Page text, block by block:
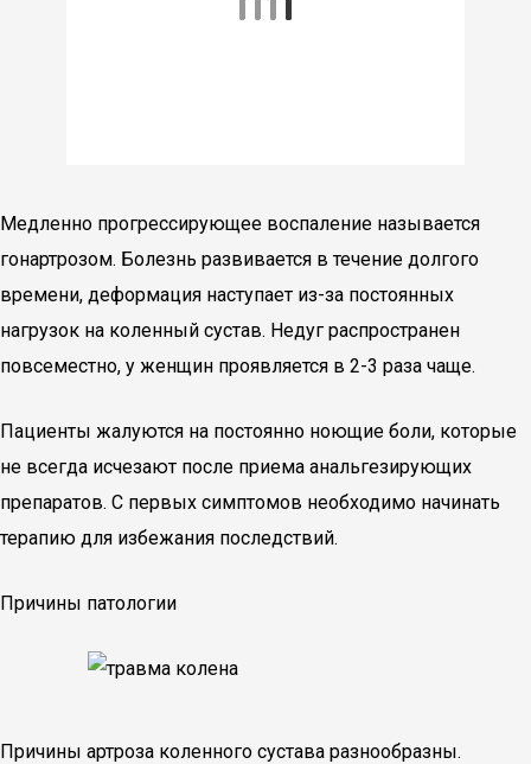
Медленно прогрессирующее воспаление называется
гонартрозом. Болезнь развивается в течение долгого
времени, деформация наступает из-за постоянных
нагрузок на коленный сустав. Недуг распространен
повсеместно, у женщин проявляется в 2-3 раза чаще.
Пациенты жалуются на постоянно ноющие боли, которые
не всегда исчезают после приема анальгезирующих
препаратов. С первых симптомов необходимо начинать
терапию для избежания последствий.
Причины патологии
Причины артроза коленного сустава разнообразны.